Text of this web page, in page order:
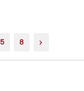
5 8 >